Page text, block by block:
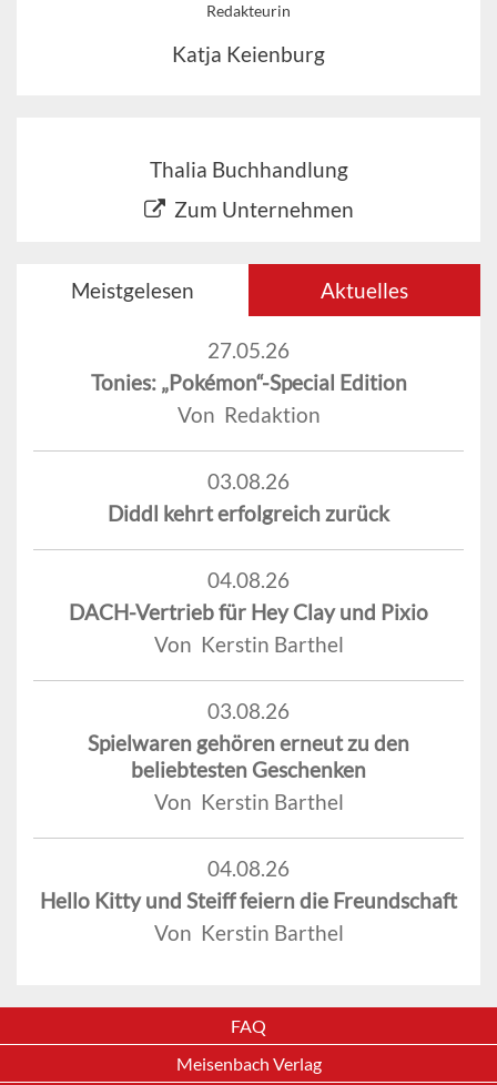
Redakteurin
Katja Keienburg
Thalia Buchhandlung
Zum Unternehmen
Meistgelesen Aktuelles
27.05.26
Tonies: „Pokémon“-Special Edition
Von Redaktion
03.08.26
Diddl kehrt erfolgreich zurück
04.08.26
DACH-Vertrieb für Hey Clay und Pixio
Von Kerstin Barthel
03.08.26
Spielwaren gehören erneut zu den
beliebtesten Geschenken
Von Kerstin Barthel
04.08.26
Hello Kitty und Steiff feiern die Freundschaft
Von Kerstin Barthel
FAQ
Meisenbach Verlag